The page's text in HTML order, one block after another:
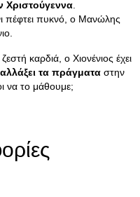
Χριστούγεννα
πέφτει πυκνό, ο Μανώλης
καρδιά, ο Χιονένιος έχει
τα πράγματα στην
να το μάθουμε;